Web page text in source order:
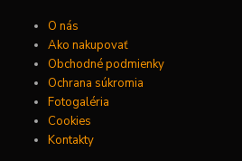
O nás
Ako nakupovať
Obchodné podmienky
Ochrana súkromia
Fotogaléria
Cookies
Kontakty